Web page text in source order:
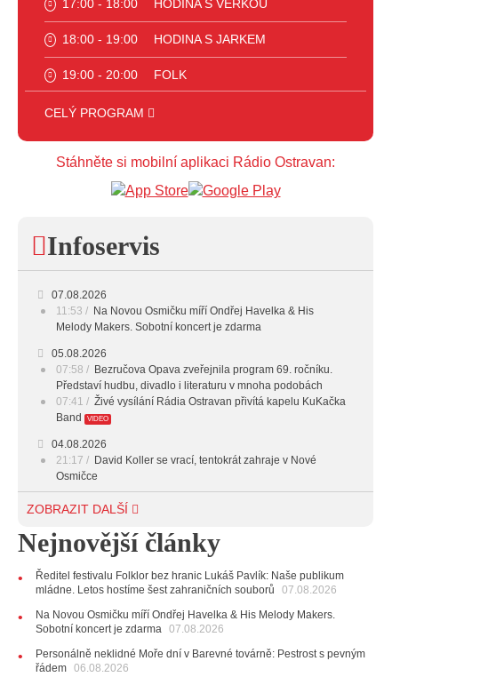
17:00 - 18:00 HODINA S VĚRKOU
18:00 - 19:00 HODINA S JARKEM
19:00 - 20:00 FOLK
20:00 - 23:00
23:00 - 00:00 POTICHU
CELÝ PROGRAM
Stáhněte si mobilní aplikaci Rádio Ostravan:
Infoservis
07.08.2026
11:53
Na Novou Osmičku míří Ondřej Havelka & His
Melody Makers. Sobotní koncert je zdarma
05.08.2026
07:58
Bezručova Opava zveřejnila program 69. ročníku.
Představí hudbu, divadlo i literaturu v mnoha podobách
07:41
Živé vysílání Rádia Ostravan přivítá kapelu KuKačka
Band
VIDEO
04.08.2026
21:17
David Koller se vrací, tentokrát zahraje v Nové
Osmičce
03.08.2026
Svatováclavského hudebního festivalu zbývá měsíc
11:00
Do Ostravy se vrací britští Modestep, vystoupí v
listopadu v klubu Barrák
VIDEO
10:33
Úsměvné historky ze života ostravské kapely Verše:
Od zapomenutých baterek až po kuriózní krádež kláves
28.07.2026
ZOBRAZIT DALŠÍ
Nejnovější články
Ředitel festivalu Folklor bez hranic Lukáš Pavlík: Naše publikum
mládne. Letos hostíme šest zahraničních souborů
07.08.2026
Na Novou Osmičku míří Ondřej Havelka & His Melody Makers.
Sobotní koncert je zdarma 07.08.2026
Personálně neklidné Moře dní v Barevné továrně: Pestrost s pevným
řádem 06.08.2026